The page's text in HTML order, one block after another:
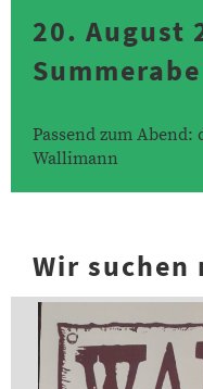
20. August
Summerabe
Passend zum
Wallimann
Wir suchen